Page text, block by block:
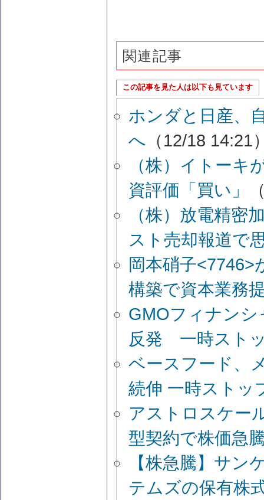
関連記事
この記事を見た人は以下も見ています
ホンダと日産、
へ （12/18 14:21
（株）イトーキ
資評価「買い」
（株）放電精密
スト売却報道で
岡本硝子<7746>
構築で資本業務
GMOフィナンシ
反発 一時スト
ベースフード、
続伸 一時ストッ
アストロスケー
型契約で株価急
【株急騰】サン
テムズの保有株